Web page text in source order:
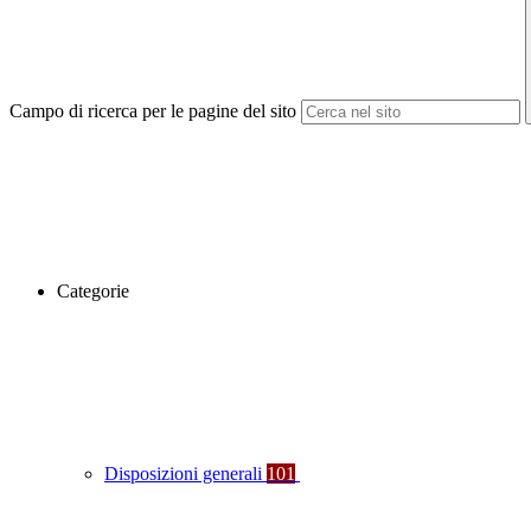
Campo di ricerca per le pagine del sito
Categorie
Disposizioni generali 101